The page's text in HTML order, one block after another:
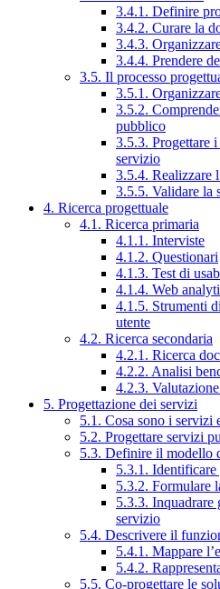
3.4.1. Definire
3.4.2. Curare la
3.4.3.
3.4.4. Prendere
3.5. Il processo
3.5.1.
3.5.2.
pubblico
3.5.3. Progettare i
servizio
3.5.4. Realizzare
3.5.5. Validare la
4. Ricerca progettuale
4.1. Ricerca primaria
4.1.1. Interviste
4.1.2. Questionari
4.1.3. Test di
4.1.4. Web
4.1.5. Strumenti
utente
4.2. Ricerca secondaria
4.2.1. Ricerca
4.2.2. Analisi
4.2.3.
5. Progettazione dei servizi
5.1. Cosa sono i servizi
5.2. Progettare servizi
5.3. Definire il modello
5.3.1.
5.3.2. Formulare
5.3.3.
servizio
5.4. Descrivere il
5.4.1. Mappare
5.4.2.
5.5. Co-progettare le